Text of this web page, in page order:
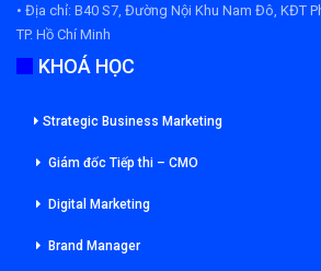
• Địa chỉ: B40 S7, Đường Nội Khu Nam Đô, KĐT
TP. Hồ Chí Minh
KHOÁ HỌC
Strategic Business Marketing
Giám đốc Tiếp thi – CMO
Digital Marketing
Brand Manager